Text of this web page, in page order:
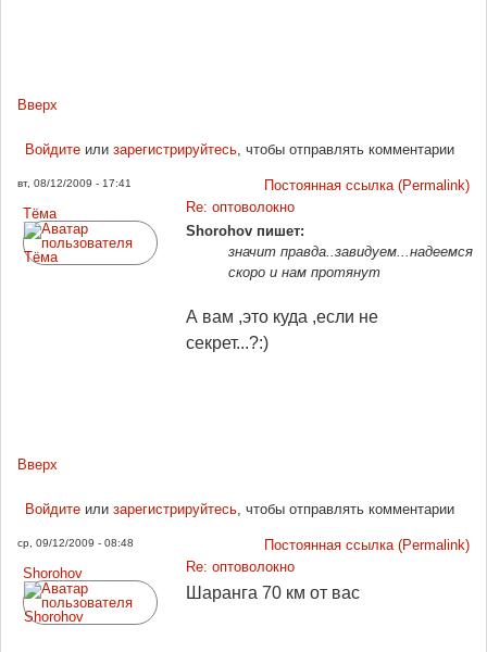
Вверх
Войдитеили зарегистрируйтесь, чтобы отправлять комментарии
вт, 08/12/2009 - 17:41
Постоянная ссылка (Permalink)
Tёма
Re: оптоволокно
Shorohov пишет:
значит правда..завидуем...надеемся
скоро и нам протянут
А вам ,это куда ,если не
секрет...?:)
Вверх
Войдитеили зарегистрируйтесь, чтобы отправлять комментарии
ср, 09/12/2009 - 08:48
Постоянная ссылка (Permalink)
Shorohov
Re: оптоволокно
Шаранга 70 км от вас